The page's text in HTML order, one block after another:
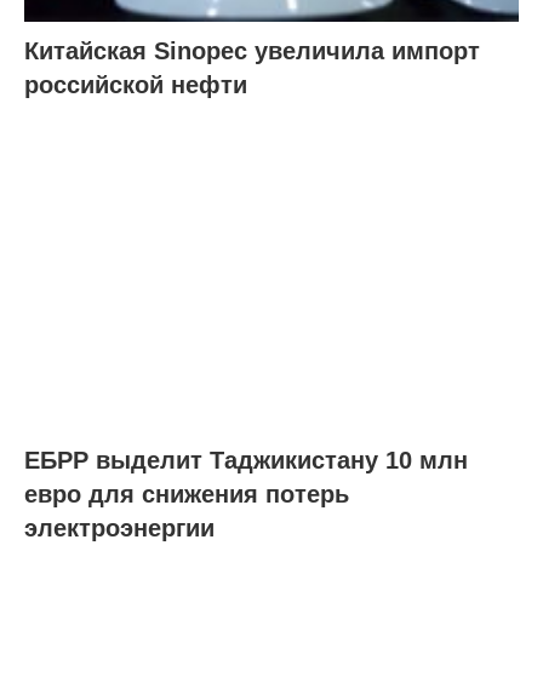
Китайская Sinopec увеличила импорт
российской нефти
ЕБРР выделит Таджикистану 10 млн
евро для снижения потерь
электроэнергии